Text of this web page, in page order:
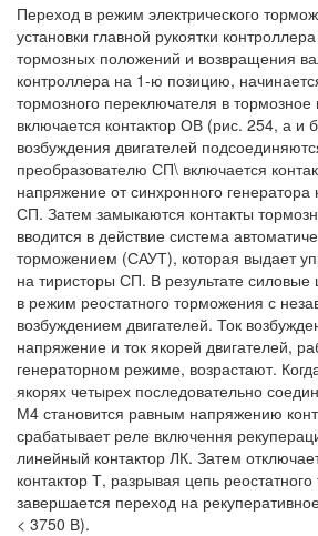
Переход в режим электрического
установки главной рукоятки
тормозных положений и возвращения
контроллера на 1-ю позицию,
тормозного переключателя в
включается контактор ОВ (рис. 254, а и
возбуждения двигателей
преобразователю СП\ включается
напряжение от синхронного генератора
СП. Затем замыкаются контакты
вводится в действие система
торможением (САУТ), которая выдает
на тиристоры СП. В результате
в режим реостатного торможения с
возбуждением двигателей. Ток
напряжение и ток якорей двигателей,
генераторном режиме, возрастают.
якорях четырех последовательно
М4 становится равным напряжению
срабатывает реле включення
линейный контактор ЛК. Затем
контактор Т, разрывая цепь
завершается переход на
< 3750 В).